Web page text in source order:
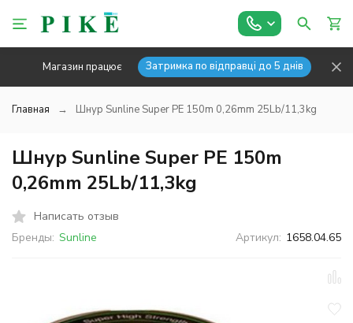
Магазин працює Затримка по відправці до 5 днів
Главная Шнур Sunline Super PE 150m 0,26mm 25Lb/11,3kg
Шнур Sunline Super PE 150m
0,26mm 25Lb/11,3kg
Написать отзыв
Бренды: Sunline Артикул: 1658.04.65